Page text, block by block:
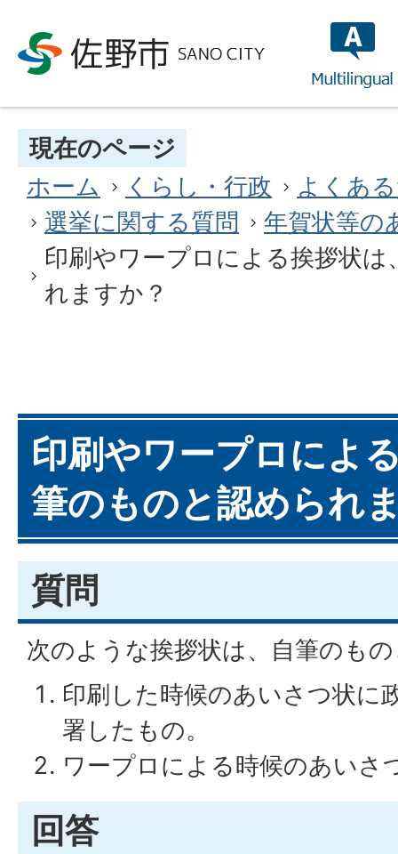
現在のページ
ホーム
くらし・行政
よくあ
選挙に関する質問
年賀状等の
印刷やワープロによる挨拶状
れますか？
印刷やワープロによ
筆のものと認められ
質問
次のような挨拶状は、自筆のも
印刷した時候のあいさつ状に
署したもの。
ワープロによる時候のあいさ
回答